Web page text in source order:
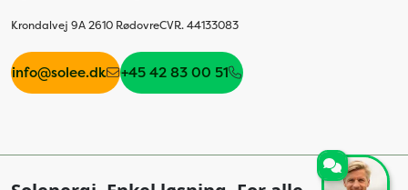
Krondalvej 9A 2610 RødovreCVR. 44133083
info@solee.dk +45 42 83 00 51